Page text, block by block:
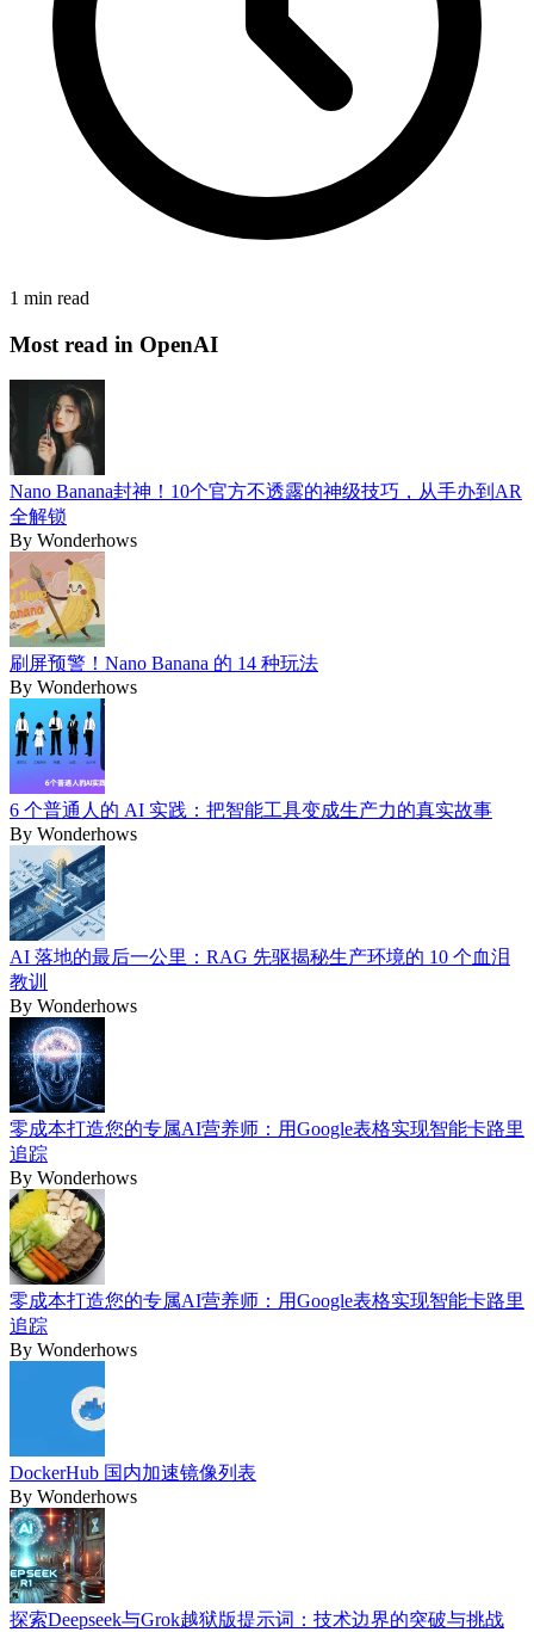
1 min read
Most read in OpenAI
Nano Banana封神！10个官方不透露的神级技巧，从手办到AR
全解锁
By Wonderhows
刷屏预警！Nano Banana 的 14 种玩法
By Wonderhows
6 个普通人的 AI 实践：把智能工具变成生产力的真实故事
By Wonderhows
AI 落地的最后一公里：RAG 先驱揭秘生产环境的 10 个血泪
教训
By Wonderhows
零成本打造您的专属AI营养师：用Google表格实现智能卡路里
追踪
By Wonderhows
零成本打造您的专属AI营养师：用Google表格实现智能卡路里
追踪
By Wonderhows
DockerHub 国内加速镜像列表
By Wonderhows
探索Deepseek与Grok越狱版提示词：技术边界的突破与挑战